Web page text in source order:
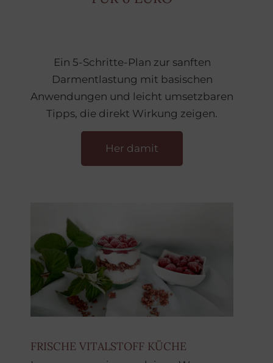
Ein 5-Schritte-Plan zur sanften
Darmentlastung mit basischen
Anwendungen und leicht umsetzbaren
Tipps, die direkt Wirkung zeigen.
Her damit
FRISCHE VITALSTOFF KÜCHE